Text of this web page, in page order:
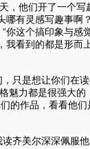
，他们开了一个写
有灵感写趣事啊
这个搞印象与感
看到的都是形而
只是想让你们在
魅力都是很强大
的作品，看看他
齐美尔深深佩服